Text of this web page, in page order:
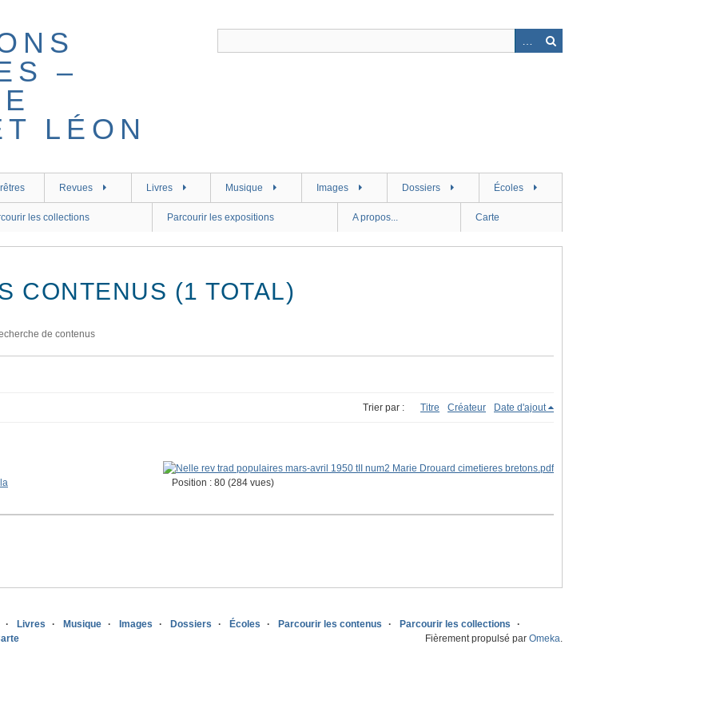
Revues Livres Musique Images Dossiers Écoles
les collections Parcourir les expositions A propos... Carte
CONTENUS (1 TOTAL)
de contenus
Trier par : Titre Créateur Date d'ajout
Position : 80 (284 vues)
Livres Musique Images Dossiers Écoles Parcourir les contenus
Parcourir les collections
Fièrement propulsé par Omeka.